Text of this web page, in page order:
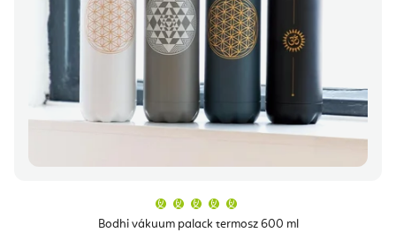
Bodhi vákuum palack termosz 600 ml
átlagos
értékelése